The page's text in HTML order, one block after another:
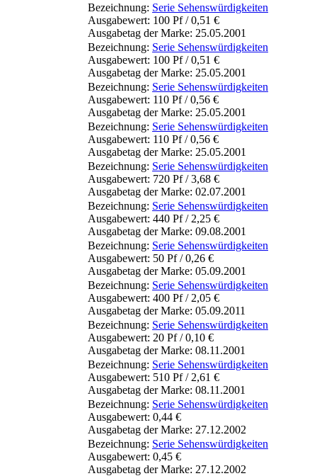
Bezeichnung: Serie Sehenswürdigkeiten
Ausgabewert: 100 Pf / 0,51 €
Ausgabetag der Marke: 25.05.2001
Bezeichnung: Serie Sehenswürdigkeiten
Ausgabewert: 100 Pf / 0,51 €
Ausgabetag der Marke: 25.05.2001
Bezeichnung: Serie Sehenswürdigkeiten
Ausgabewert: 110 Pf / 0,56 €
Ausgabetag der Marke: 25.05.2001
Bezeichnung: Serie Sehenswürdigkeiten
Ausgabewert: 110 Pf / 0,56 €
Ausgabetag der Marke: 25.05.2001
Bezeichnung: Serie Sehenswürdigkeiten
Ausgabewert: 720 Pf / 3,68 €
Ausgabetag der Marke: 02.07.2001
Bezeichnung: Serie Sehenswürdigkeiten
Ausgabewert: 440 Pf / 2,25 €
Ausgabetag der Marke: 09.08.2001
Bezeichnung: Serie Sehenswürdigkeiten
Ausgabewert: 50 Pf / 0,26 €
Ausgabetag der Marke: 05.09.2001
Bezeichnung: Serie Sehenswürdigkeiten
Ausgabewert: 400 Pf / 2,05 €
Ausgabetag der Marke: 05.09.2011
Bezeichnung: Serie Sehenswürdigkeiten
Ausgabewert: 20 Pf / 0,10 €
Ausgabetag der Marke: 08.11.2001
Bezeichnung: Serie Sehenswürdigkeiten
Ausgabewert: 510 Pf / 2,61 €
Ausgabetag der Marke: 08.11.2001
Bezeichnung: Serie Sehenswürdigkeiten
Ausgabewert: 0,44 €
Ausgabetag der Marke: 27.12.2002
Bezeichnung: Serie Sehenswürdigkeiten
Ausgabewert: 0,45 €
Ausgabetag der Marke: 27.12.2002